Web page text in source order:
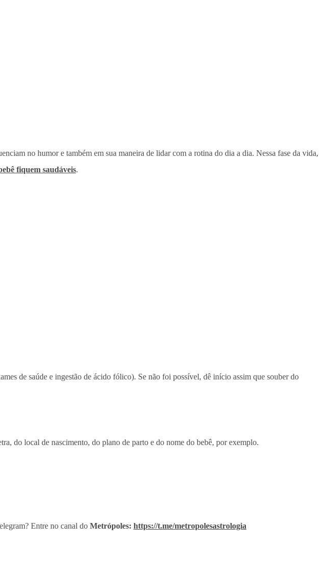
no humor e também em sua maneira de lidar com a rotina do dia a dia. Nessa fase da vida,
fiquem saudáveis.
de saúde e ingestão de ácido fólico). Se não foi possível, dê início assim que souber do
do local de nascimento, do plano de parto e do nome do bebê, por exemplo.
Entre no canal do Metrópoles: https://t.me/metropolesastrologia